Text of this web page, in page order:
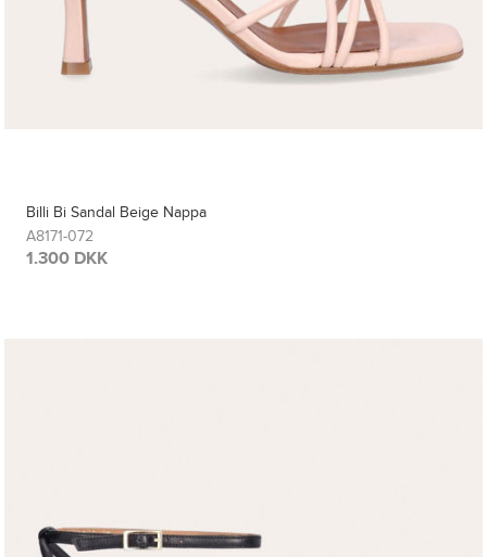
Billi Bi Sandal Beige Nappa
A8171-072
1.300 DKK